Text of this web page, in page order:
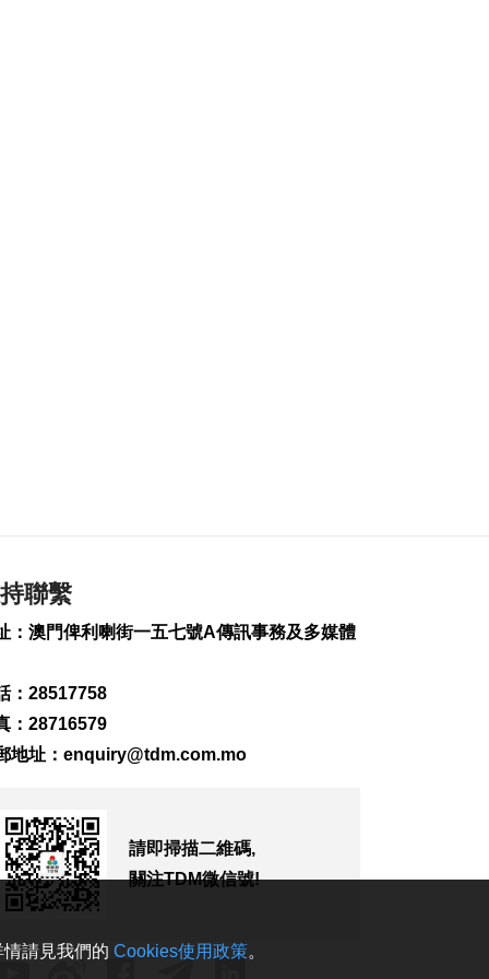
226
0
278
2026-08-07 18:20
161
0
2026-08-07 18:12
聯繫
：澳門俾利喇街一五七號A傳訊事務及多媒體
：28517758
：28716579
地址： enquiry@tdm.com.mo
請即掃描二維碼,
關注TDM微信號!
請見我們的 Cookies使用政策。